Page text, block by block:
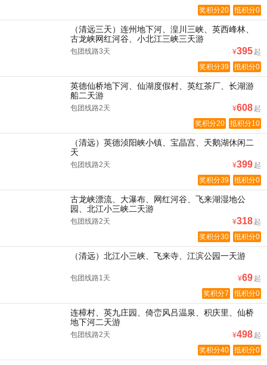
抵积分0
奖积分20
（清远三天）连州地下河、湟川三峡、英西峰林、
古龙峡网红河谷、小北江三峡三天游
包团线路3天 ¥395 起
抵积分0
奖积分39
英德仙桥地下河、仙湖度假村、英红茶厂、长湖游
船二天游
包团线路2天 ¥608 起
抵积分10
奖积分20
（清远）英德浈阳峡小镇、宝晶宫、天鹅湖休闲二
天
包团线路2天 ¥399 起
抵积分0
奖积分39
古龙峡漂流、大瀑布、网红河谷、飞来湖湿地公
园、北江小三峡二天游
包团线路2天 ¥318 起
抵积分0
奖积分30
（清远）北江小三峡、飞来寺、江滨公园一天游
包团线路1天 ¥69 起
抵积分0
奖积分7
连樟村、英九庄园、倚峦风吕温泉、积庆里、仙桥
地下河二天游
包团线路2天 ¥498 起
抵积分0
奖积分40